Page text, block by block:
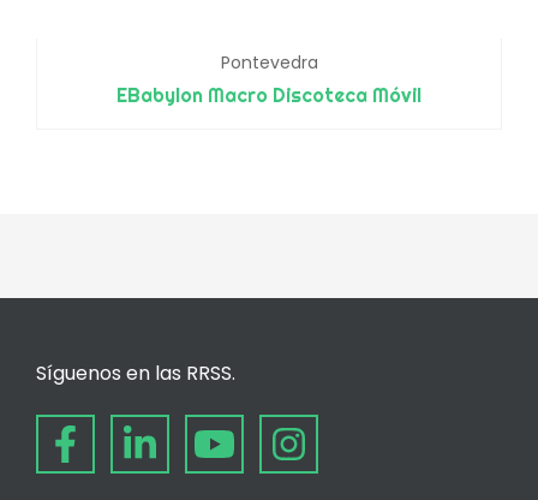
Pontevedra
EBabylon Macro Discoteca Móvil
Síguenos en las RRSS.